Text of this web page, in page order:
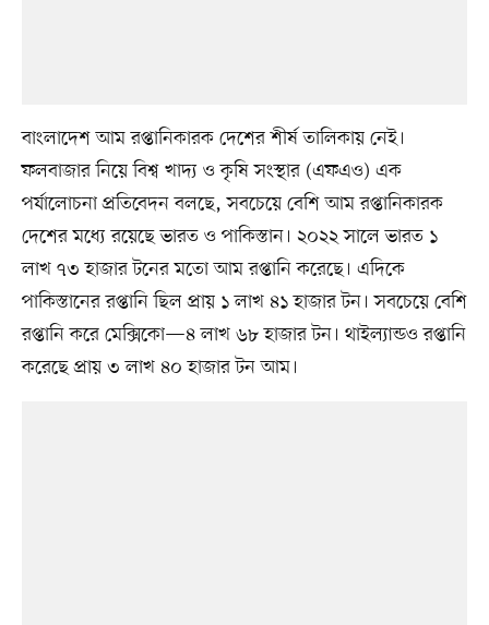
বাংলাদেশ আম রপ্তানিকারক দেশের শীর্ষ তালিকায় নেই।
ফলবাজার নিয়ে বিশ্ব খাদ্য ও কৃষি সংস্থার (এফএও) এক
পর্যালোচনা প্রতিবেদন বলছে, সবচেয়ে বেশি আম রপ্তানিকারক
দেশের মধ্যে রয়েছে ভারত ও পাকিস্তান। ২০২২ সালে ভারত ১
লাখ ৭৩ হাজার টনের মতো আম রপ্তানি করেছে। এদিকে
পাকিস্তানের রপ্তানি ছিল প্রায় ১ লাখ ৪১ হাজার টন। সবচেয়ে বেশি
রপ্তানি করে মেক্সিকো—৪ লাখ ৬৮ হাজার টন। থাইল্যান্ডও রপ্তানি
করেছে প্রায় ৩ লাখ ৪০ হাজার টন আম।